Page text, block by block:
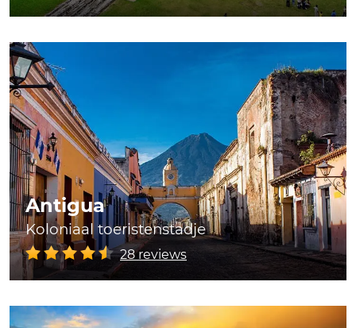
Antigua
Koloniaal toeristenstadje
28 reviews